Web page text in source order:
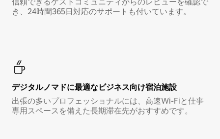
き、24時間365日対応のサポートも付いています。
デジタルノマド⁠に最⁠適⁠なビ⁠ジ⁠ネ⁠ス⁠向⁠け宿⁠泊⁠施⁠設
出張の多いプロフェッショナルには、高速Wi-Fiと仕事
専用スペースを備えた長期滞在先がおすすめです。